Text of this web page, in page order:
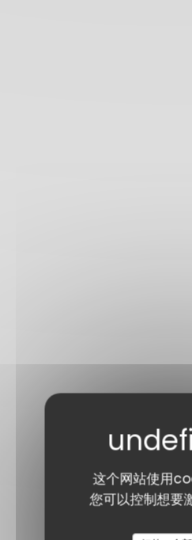
这个网站使用
您可以控制想要